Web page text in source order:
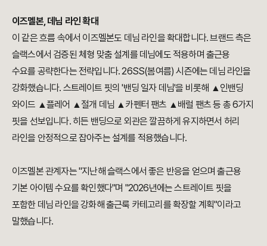
이즈멜본, 데님 라인 확대
이 같은 흐름 속에서 이즈멜본도 데님 라인을 확대합니다. 브랜드 측은
슬랙스에서 검증된 체형 맞춤 설계를 데님에도 적용하며 출근용
수요를 공략한다는 전략입니다. 26SS(봄여름) 시즌에는 데님 라인을
강화했습니다. 스트레이트 핏의 '밴딩 일자 데님'을 비롯해 ▲인밴딩
와이드 ▲플레어 ▲절개 데님 ▲카펜터 팬츠 ▲배럴 팬츠 등 총 6가지
핏을 선보입니다. 히든 밴딩으로 외관은 깔끔하게 유지하면서 허리
라인을 안정적으로 잡아주는 설계를 적용했습니다.
이즈멜본 관계자는 "지난해 슬랙스에서 좋은 반응을 얻으며 출근용
기본 아이템 수요를 확인했다"며 "2026년에는 스트레이트 핏을
포함한 데님 라인을 강화해 출근룩 카테고리를 확장할 계획"이라고
말했습니다.